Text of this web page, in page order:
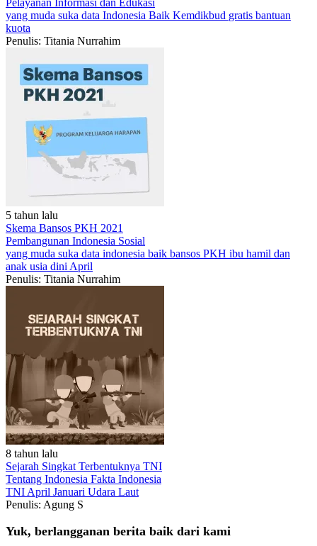
Pelayanan Informasi dan Edukasi
yang muda suka data Indonesia Baik Kemdikbud gratis bantuan
kuota
Penulis: Titania Nurrahim
5 tahun lalu
Skema Bansos PKH 2021
Pembangunan Indonesia Sosial
yang muda suka data indonesia baik bansos PKH ibu hamil dan
anak usia dini April
Penulis: Titania Nurrahim
8 tahun lalu
Sejarah Singkat Terbentuknya TNI
Tentang Indonesia Fakta Indonesia
TNI April Januari Udara Laut
Penulis: Agung S
Yuk, berlangganan berita baik dari kami